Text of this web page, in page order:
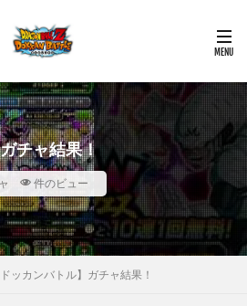
チャ結果！
件のビュー
ドッカンバトル】ガチャ結果！